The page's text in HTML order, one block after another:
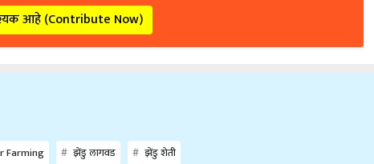
आहे (Contribute Now)
Farming झेंडु लागवड झेंडु शेती